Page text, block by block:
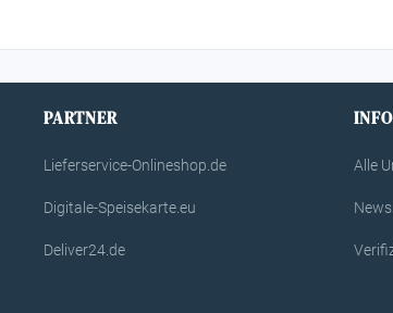
PARTNER
Lieferservice-Onlineshop.de
Digitale-Speisekarte.eu
Deliver24.de
Alle